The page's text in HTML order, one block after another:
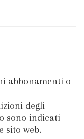
abbonamenti o
degli
sono indicati
sito web.